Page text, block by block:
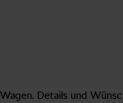
Details und